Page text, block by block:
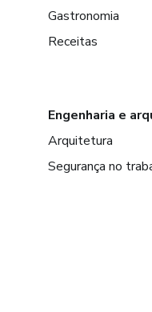
Gastronomia
Receitas
Engenharia e
Arquitetura
Segurança no